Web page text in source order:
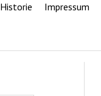
Historie Impressum